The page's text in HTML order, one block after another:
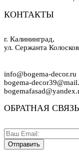
КОНТАКТЫ
г. Калининград,
ул. Сержанта
info@bogema-decor.ru
bogema-
ОБРАТНАЯ СВЯЗЬ